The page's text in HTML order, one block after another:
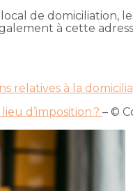
de domiciliation,
à cette
relatives à la
d’imposition ?– ©